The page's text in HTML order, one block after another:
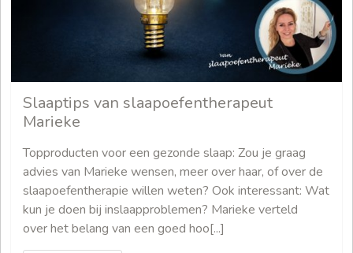
Slaaptips van slaapoefentherapeut
Marieke
Topproducten voor een gezonde slaap: Zou je graag
advies van Marieke wensen, meer over haar, of over de
slaapoefentherapie willen weten? Ook interessant: Wat
kun je doen bij inslaapproblemen? Marieke verteld
over het belang van een goed hoo[...]